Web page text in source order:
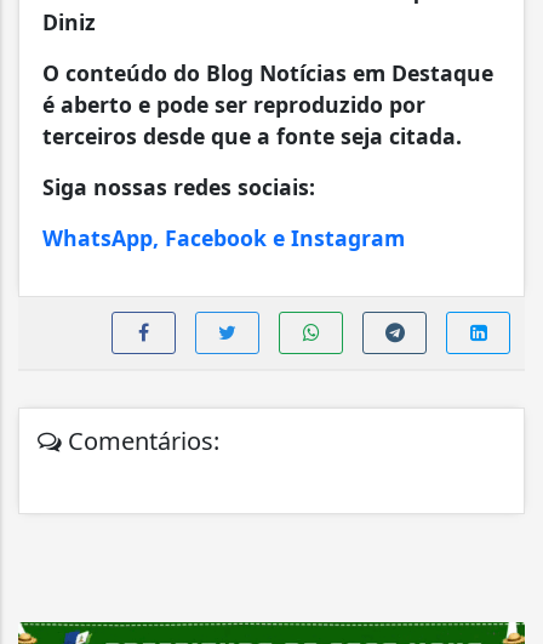
Diniz
O conteúdo do Blog Notícias em Destaque
é aberto e pode ser reproduzido por
terceiros desde que a fonte seja citada.
Siga nossas redes sociais:
WhatsApp, Facebook e Instagram
Comentários: